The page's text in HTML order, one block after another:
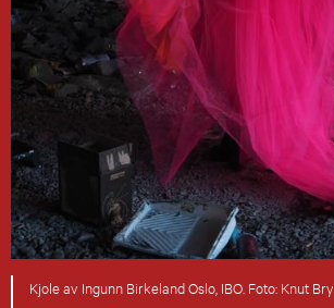
Kjole av Ingunn Birkeland Oslo, IBO. Foto: Knut Bry